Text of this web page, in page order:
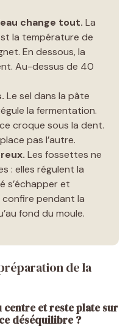
change tout. La
la température de
En dessous, la
Au-dessus de 40
Le sel dans la pâte
la fermentation.
croque sous la dent.
pas l’autre.
Les fossettes ne
: elles régulent la
s’échapper et
confire pendant la
fond du moule.
de la
centre et reste plate sur
déséquilibre ?